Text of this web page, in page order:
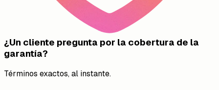
¿Un cliente pregunta por la cobertura de la
garantía?
Términos exactos, al instante.